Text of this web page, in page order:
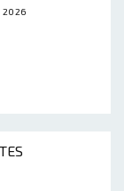
2026